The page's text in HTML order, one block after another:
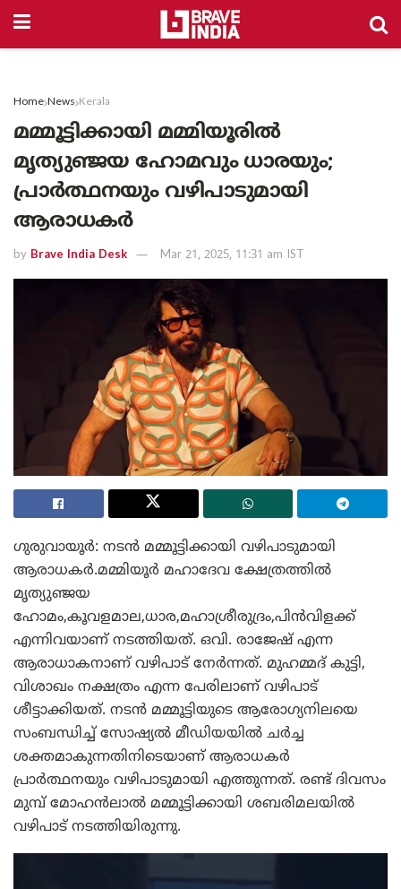
Home News Kerala
മമ്മൂട്ടിക്കായി മമ്മിയൂരിൽ
മൃത്യുഞ്ജയ ഹോമവും ധാരയും;
പ്രാർത്ഥനയും വഴിപാടുമായി
ആരാധകർ
by Brave India Desk Mar 21, 2025, 11:31 am IST
ഗുരുവായൂർ: നടൻ മമ്മൂട്ടിക്കായി വഴിപാടുമായി
ആരാധകർ.മമ്മിയൂർ മഹാദേവ ക്ഷേത്രത്തിൽ
മൃത്യുഞ്ജയ
ഹോമം,കൂവളമാല,ധാര,മഹാശ്രീരുദ്രം,പിൻവിളക്ക്
എന്നിവയാണ് നടത്തിയത്. ഒവി. രാജേഷ് എന്ന
ആരാധാകനാണ് വഴിപാട് നേർന്നത്. മുഹമ്മദ് കുട്ടി,
വിശാഖം നക്ഷത്രം എന്ന പേരിലാണ് വഴിപാട്
ശീട്ടാക്കിയത്. നടൻ മമ്മൂട്ടിയുടെ ആരോഗ്യനിലയെ
സംബന്ധിച്ച് സോഷ്യൽ മീഡിയയിൽ ചർച്ച
ശക്തമാകുന്നതിനിടെയാണ് ആരാധകർ
പ്രാർത്ഥനയും വഴിപാടുമായി എത്തുന്നത്. രണ്ട് ദിവസം
മുമ്പ് മോഹൻലാൽ മമ്മൂട്ടിക്കായി ശബരിമലയിൽ
വഴിപാട് നടത്തിയിരുന്നു.